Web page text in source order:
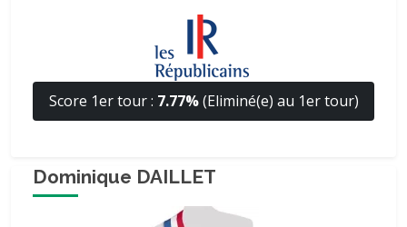
Score 1er tour : 7.77%(Eliminé(e) au 1er tour)
Dominique DAILLET